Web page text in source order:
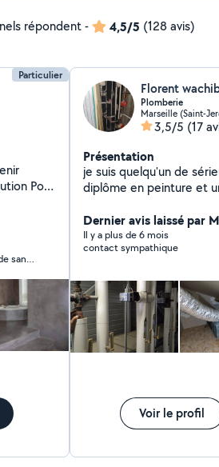
répondent- 4,5/5 (128 avis)
Particulier
Pour
sans
Florent
Plomberie
Marseille (Saint-
3,5/5 (17
Présentation
je suis quelqu'un de
diplôme en peinture et
bien le montage de
votre disposition merci
Dernier avis laissé par
Il y a plus de 6 mois
contact sympathique
Voir le profil